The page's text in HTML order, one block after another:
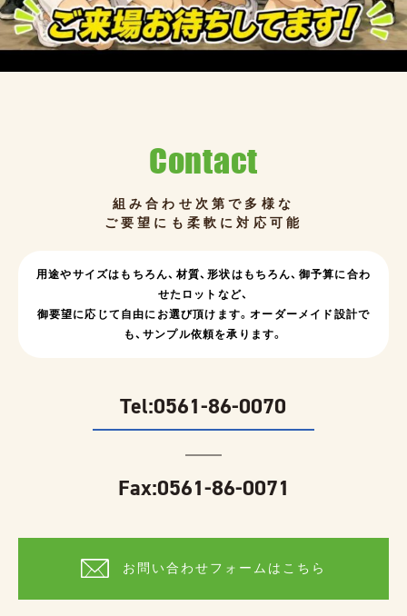
Contact
組み合わせ次第で多様な
ご要望にも柔軟に対応可能
用途やサイズはもちろん、 材質、形状はもちろん、 御予算に合わ
せたロットなど、
御要望に応じて自由にお選び頂けます。オーダーメイド設計で
も、サンプル依頼を承ります。
Tel:0561-86-0070
Fax:0561-86-0071
お問い合わせフォームはこちら